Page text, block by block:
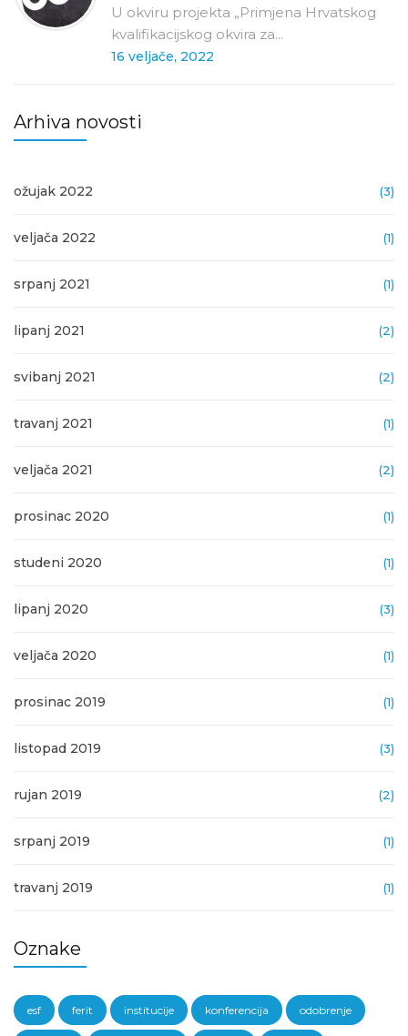
U okviru projekta „Primjena Hrvatskog
kvalifikacijskog okvira za...
16 veljače, 2022
Arhiva novosti
ožujak 2022 (3)
veljača 2022 (1)
srpanj 2021 (1)
lipanj 2021 (2)
svibanj 2021 (2)
travanj 2021 (1)
veljača 2021 (2)
prosinac 2020 (1)
studeni 2020 (1)
lipanj 2020 (3)
veljača 2020 (1)
prosinac 2019 (1)
listopad 2019 (3)
rujan 2019 (2)
srpanj 2019 (1)
travanj 2019 (1)
Oznake
esf ferit institucije konferencija odobrenje